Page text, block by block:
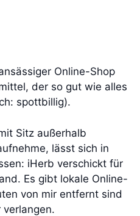
Online-Shop
der so gut wie alles
spottbillig).
Sitz außerhalb
lässt sich in
iHerb verschickt für
Es gibt lokale Online-
von mir entfernt sind